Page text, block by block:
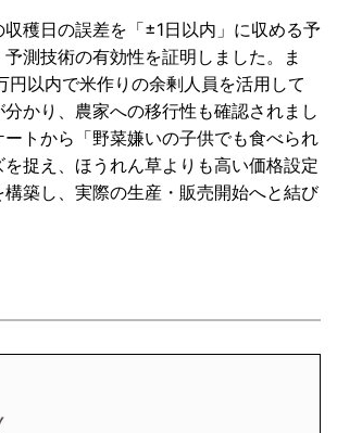
穫日の誤差を「±1日以内」 に収める予
測技術の有効性を証明しました。
ま
円以内で米作りの余剰人員を活用して
分かり、農家への移行性も確認されまし
トから「野菜嫌いの子供でも食べられ
捉え、 ほうれん草よりも高い価格設定
築し、 実際の生産・販売開始へと結び